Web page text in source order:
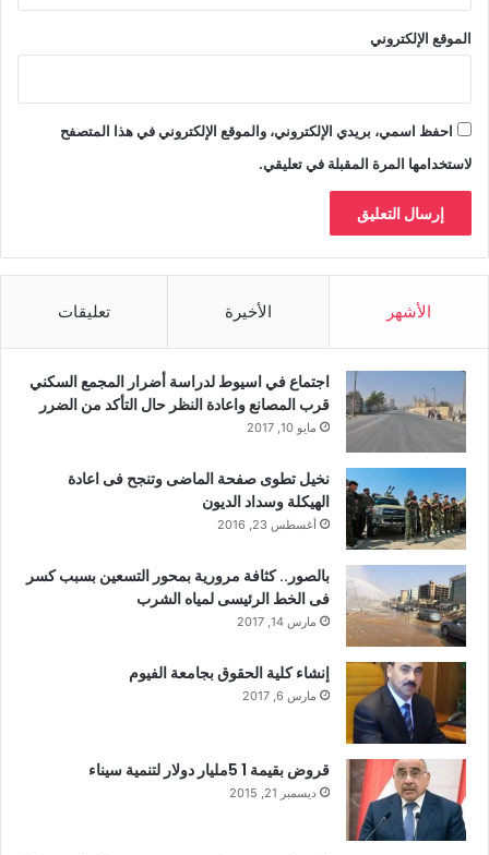
الموقع الإلكتروني
احفظ اسمي، بريدي الإلكتروني، والموقع الإلكتروني في هذا المتصفح
لاستخدامها المرة المقبلة في تعليقي.
الأشهر الأخيرة تعليقات
اجتماع في اسيوط لدراسة أضرار المجمع السكني
قرب المصانع واعادة النظر حال التأكد من الضرر
مايو 10, 2017
نخيل تطوى صفحة الماضى وتنجح فى اعادة
الهيكلة وسداد الديون
أغسطس 23, 2016
بالصور.. كثافة مرورية بمحور التسعين بسبب كسر
فى الخط الرئيسى لمياه الشرب
مارس 14, 2017
إنشاء كلية الحقوق بجامعة الفيوم
مارس 6, 2017
قروض بقيمة 1 5مليار دولار لتنمية سيناء
ديسمبر 21, 2015